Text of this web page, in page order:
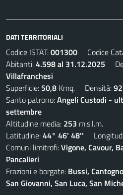
DATI TERRITORIALI
Codice ISTAT:001300 Codice
Abitanti:4.598 al 31.12.2025
Villafranchesi
Superficie: 50,8 Kmq. Densità:92
Santo patrono:Angeli Custodi -
settembre
Altitudine media: 253 m.s.l.m.
Latitudine:44° 46' 48''
Comuni limitrofi:Vigone, Cavour,
Pancalieri
Frazioni e borgate: Bussi,
San Giovanni, San Luca, San